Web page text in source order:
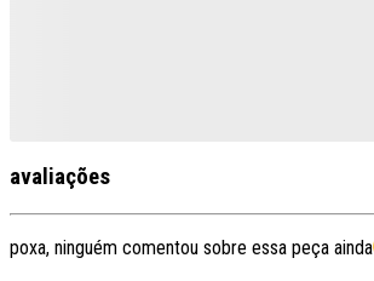
avaliações
poxa, ninguém comentou sobre essa peça ainda